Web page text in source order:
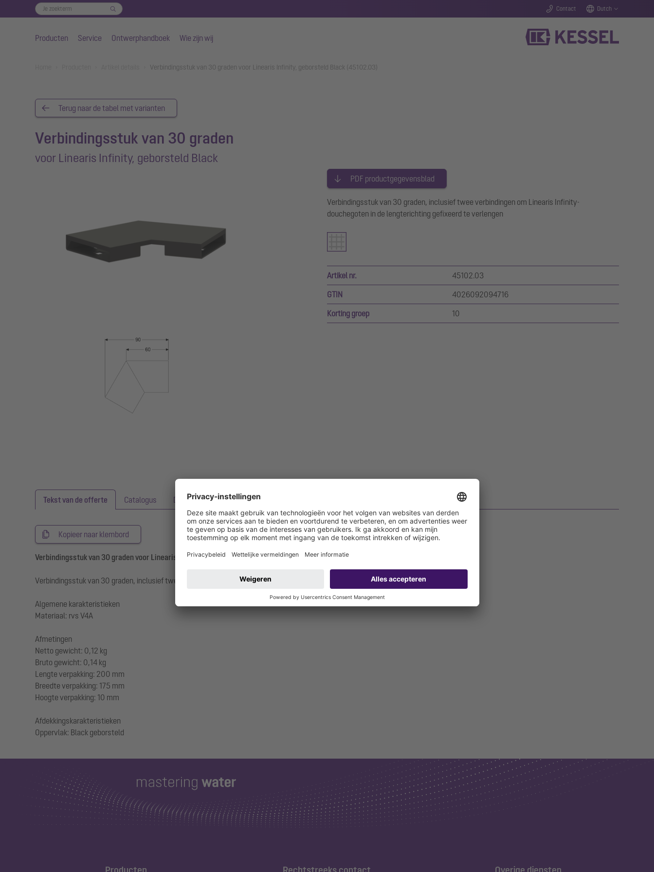
Contact Dutch
Producten Service Ontwerphandboek Wie zijn wij
Verbindingsstuk van 30 graden voor Linearis Infinity, geborsteld Black (45102.03)
Terug naar de tabel met varianten
Verbindingsstuk van 30 graden
voor Linearis Infinity, geborsteld Black
PDF productgegevensblad
Verbindingsstuk van 30 graden, inclusief twee verbindingen om Linearis Infinity-
douchegoten in de lengterichting gefixeerd te verlengen
Artikel nr. 45102.03
GTIN 4026092094716
Korting groep 10
Tekst van de offerte Catalogus Downloads
Kopieer naar klembord
Verbindingsstuk van 30 graden voor Linearis Infinity, geborsteld Black
Verbindingsstuk van 30 graden, inclusief twee verbindingen om Linearis Infinity-douchegoten in de lengterichting gefixeerd te verlengen
Algemene karakteristieken
Materiaal: rvs V4A
Afmetingen
Netto gewicht: 0,12 kg
Bruto gewicht: 0,14 kg
Lengte verpakking: 200 mm
Breedte verpakking: 175 mm
Hoogte verpakking: 10 mm
Afdekkingskarakteristieken